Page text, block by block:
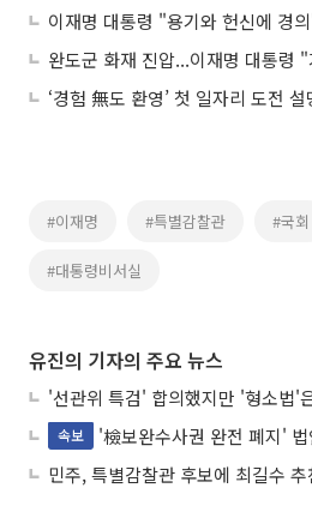
완도군 화재 진압...이재명 대통령
‘경험 無도 환영’ 첫 일자리 도전 설
#이재명 #특별감찰관 #국회
#대통령비서실
유진의 기자의 주요 뉴스
속보
'檢보완수사권 완전 폐지' 법안, 국회